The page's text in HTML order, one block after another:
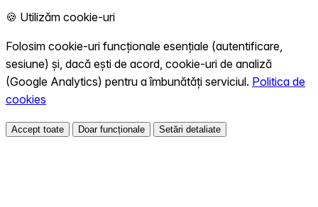
🍪 Utilizăm cookie-uri
Folosim cookie-uri funcționale esențiale (autentificare,
sesiune) și, dacă ești de acord, cookie-uri de analiză
(Google Analytics) pentru a îmbunătăți serviciul. Politica de
cookies
Accept toate Doar funcționale Setări detaliate